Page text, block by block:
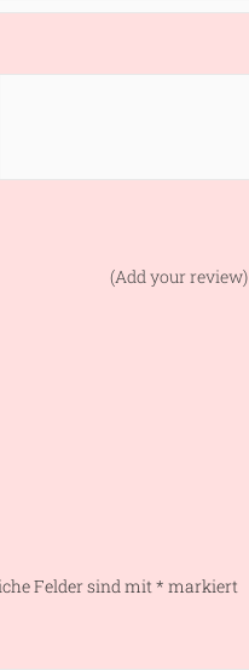
(Add your review)
Felder sind mit* markiert